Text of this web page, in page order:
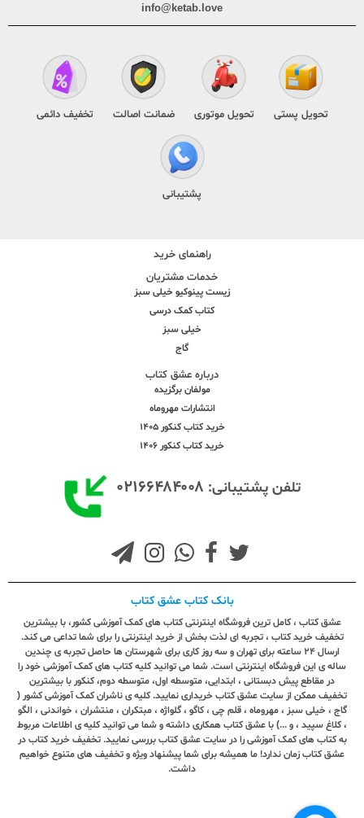
info@ketab.love
تحویل پستی تحویل موتوری ضمانت اصالت تخفیف دائمی
پشتیبانی
راهنمای خرید
خدمات مشتریان
زیست پینوکیو خیلی سبز
کتاب کمک درسی
خیلی سبز
گاج
درباره عشق کتاب
مولفان برگزیده
انتشارات مهروماه
خرید کتاب کنکور 1405
خرید کتاب کنکور 1406
تلفن پشتیبانی: ۰۲۱۶۶۴۸۴۰۰۸
بانک کتاب عشق کتاب
عشق کتاب ، کامل ترین فروشگاه اینترنتی کتاب های کمک آموزشی کشور، با بیشترین
تخفیف خرید کتاب ، تجربه ای لذت بخش از خرید اینترنتی را برای شما تداعی می کند.
ارسال ٢٤ ساعته برای تهران و سه روز کاری برای شهرستان ها حاصل تجربه ی چندین
ساله ی این فروشگاه اینترنتی است. شما می توانید کلیه کتاب های کمک آموزشی خود را
در مقاطع پیش دبستانی ، ابتدایی، متوسطه اول، متوسطه دوم، کنکور با بیشترین
تخفیف ممکن از سایت عشق کتاب خریداری نمایید. کلیه ی ناشران کمک آموزشی کشور (
گاج ، خیلی سبز ، مهروماه ، قلم چی ، کاگو ، گلواژه ، مبتکران ، منتشران ، خواندنی ، الگو
، کلاغ سپید ، و ...) با عشق کتاب همکاری داشته و شما می توانید کلیه ی اطلاعات مربوط
به کتاب های کمک آموزشی را در سایت عشق کتاب بررسی نمایید. تخفیف خرید کتاب در
عشق کتاب زمان ندارد! ما همیشه برای شما پیشنهاد ویژه و تخفیف های متنوع خواهیم
داشت.